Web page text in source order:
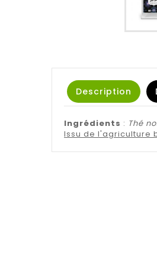
Description
Ingrédients : Thé
Issu de l'agriculture